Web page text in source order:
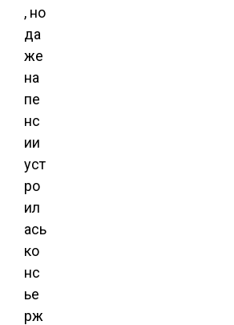
, но
да
же
на
пе
нс
ии
уст
ро
ил
ась
ко
нс
ье
рж